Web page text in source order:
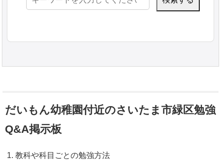
だいもん幼稚園付近のさいたま市緑区勉強
Q&A掲示板
教科や科目ごとの勉強方法